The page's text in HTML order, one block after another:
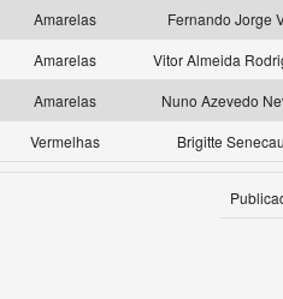
Amarelas
Fernando Jorge
Amarelas
Vitor Almeida
Amarelas
Nuno Azevedo
Vermelhas Brigitte